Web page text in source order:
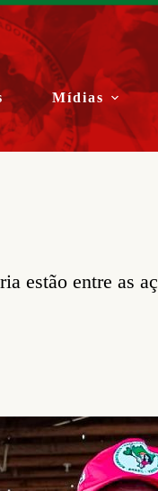
Mídias
estão entre as